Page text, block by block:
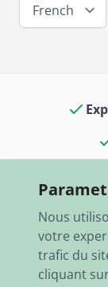
French
Nous
votre
trafic du
cliquant